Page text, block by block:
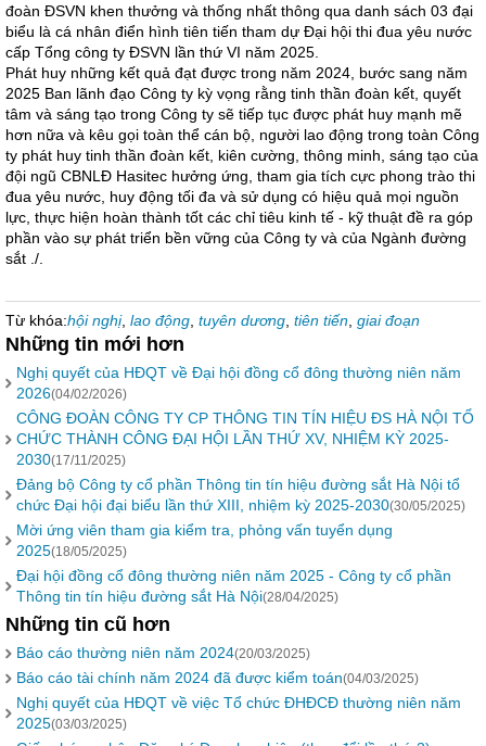
đoàn ĐSVN khen thưởng và thống nhất thông qua danh sách 03 đại
biểu là cá nhân điển hình tiên tiến tham dự Đại hội thi đua yêu nước
cấp Tổng công ty ĐSVN lần thứ VI năm 2025.
Phát huy những kết quả đạt được trong năm 2024, bước sang năm
2025 Ban lãnh đạo Công ty kỳ vọng rằng tinh thần đoàn kết, quyết
tâm và sáng tạo trong Công ty sẽ tiếp tục được phát huy mạnh mẽ
hơn nữa và kêu gọi toàn thể cán bộ, người lao động trong toàn Công
ty phát huy tinh thần đoàn kết, kiên cường, thông minh, sáng tạo của
đội ngũ CBNLĐ Hasitec hưởng ứng, tham gia tích cực phong trào thi
đua yêu nước, huy động tối đa và sử dụng có hiệu quả mọi nguồn
lực, thực hiện hoàn thành tốt các chỉ tiêu kinh tế - kỹ thuật đề ra góp
phần vào sự phát triển bền vững của Công ty và của Ngành đường
sắt ./.
Từ khóa:hội nghị, lao động tuyên dương tiên tiến giai đoạn
Những tin mới hơn
Nghị quyết của HĐQT về Đại hội đồng cổ đông thường niên năm
2026(04/02/2026)
CÔNG ĐOÀN CÔNG TY CP THÔNG TIN TÍN HIỆU ĐS HÀ NỘI TỔ
CHỨC THÀNH CÔNG ĐẠI HỘI LẦN THỨ XV, NHIỆM KỲ 2025-
2030(17/11/2025)
Đảng bộ Công ty cổ phần Thông tin tín hiệu đường sắt Hà Nội tổ
chức Đại hội đại biểu lần thứ XIII, nhiệm kỳ 2025-2030(30/05/2025)
Mời ứng viên tham gia kiểm tra, phỏng vấn tuyển dụng
2025(18/05/2025)
Đại hội đồng cổ đông thường niên năm 2025 - Công ty cổ phần
Thông tin tín hiệu đường sắt Hà Nội(28/04/2025)
Những tin cũ hơn
Báo cáo thường niên năm 2024(20/03/2025)
Báo cáo tài chính năm 2024 đã được kiểm toán(04/03/2025)
Nghị quyết của HĐQT về việc Tổ chức ĐHĐCĐ thường niên năm
2025(03/03/2025)